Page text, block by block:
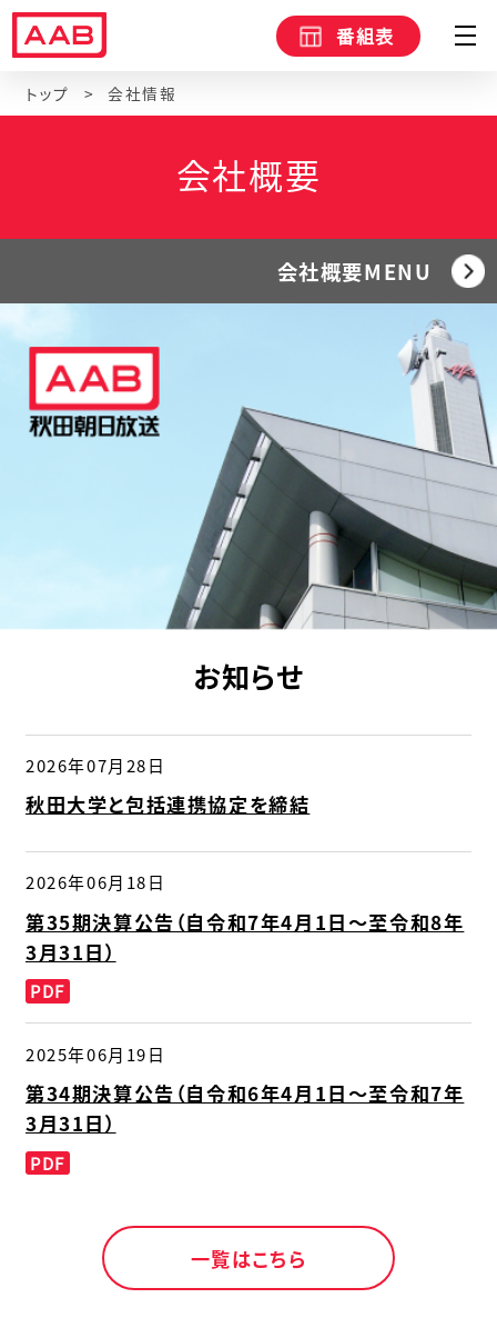
番組表
トップ 会社情報
会社概要
会社概要MENU
お知らせ
2026年07月28日
秋田大学と包括連携協定を締結
2026年06月18日
第35期決算公告（自令和7年4月1日～至令和8年
3月31日）
PDF
2025年06月19日
第34期決算公告（自令和6年4月1日～至令和7年
3月31日）
PDF
一覧はこちら